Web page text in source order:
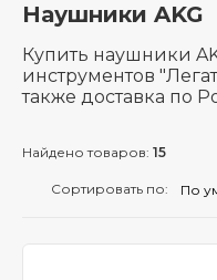
Наушники AKG
Купить наушники
инструментов
также доставка по
Найдено товаров: 15
Сортировать по: